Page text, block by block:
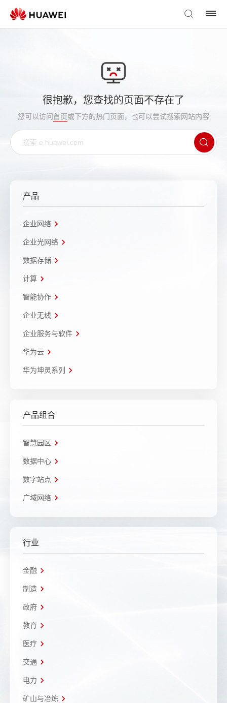
很抱歉，您查找的页面不存在了
您可以访问首页或下方的热门页面，也可以尝试搜索网站内容
产品
企业网络
企业光网络
数据存储
计算
智能协作
企业无线
企业服务与软件
华为云
华为坤灵系列
产品组合
智慧园区
数据中心
数字站点
广域网络
行业
金融
制造
政府
教育
医疗
交通
电力
矿山与冶炼